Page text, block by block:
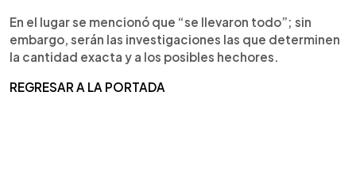
En el lugar se mencionó que “se llevaron todo”; sin
embargo, serán las investigaciones las que determinen
la cantidad exacta y a los posibles hechores.
REGRESAR A LA PORTADA